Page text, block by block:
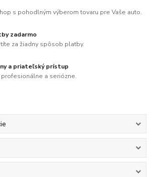
s pohodlným výberom tovaru pre Vaše auto.
zadarmo
za žiadny spôsob platby.
a priateľský prístup
a seriózne.